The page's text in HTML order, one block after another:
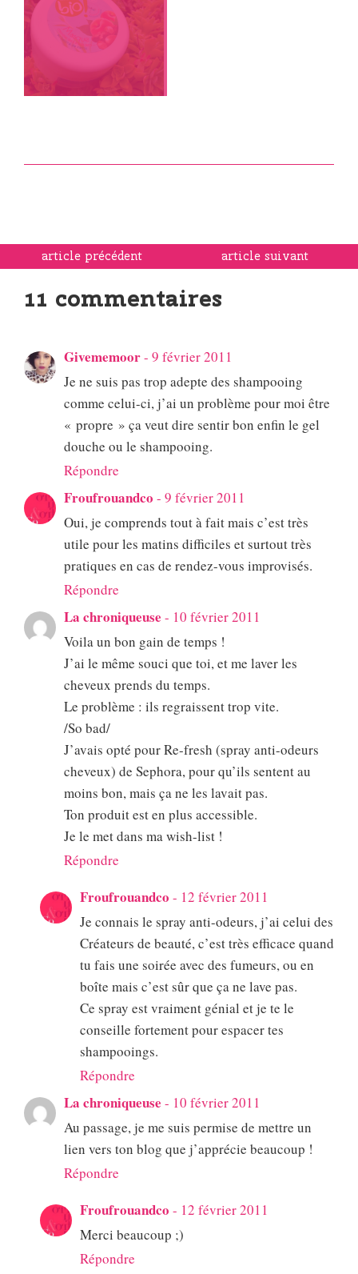
article précédent article suivant
11 commentaires
Givememoor- 9 février 2011
Je ne suis pas trop adepte des shampooing
comme celui-ci, j’ai un problème pour moi être
« propre » ça veut dire sentir bon enfin le gel
douche ou le shampooing.
Répondre
Froufrouandco - 9 février 2011
Oui, je comprends tout à fait mais c’est très
utile pour les matins difficiles et surtout très
pratiques en cas de rendez-vous improvisés.
Répondre
La chroniqueuse - 10 février 2011
Voila un bon gain de temps !
J’ai le même souci que toi, et me laver les
cheveux prends du temps.
Le problème : ils regraissent trop vite.
/So bad/
J’avais opté pour Re-fresh (spray anti-odeurs
cheveux) de Sephora, pour qu’ils sentent au
moins bon, mais ça ne les lavait pas.
Ton produit est en plus accessible.
Je le met dans ma wish-list !
Répondre
Froufrouandco - 12 février 2011
Je connais le spray anti-odeurs, j’ai celui des
Créateurs de beauté, c’est très efficace quand
tu fais une soirée avec des fumeurs, ou en
boîte mais c’est sûr que ça ne lave pas.
Ce spray est vraiment génial et je te le
conseille fortement pour espacer tes
shampooings.
Répondre
La chroniqueuse - 10 février 2011
Au passage, je me suis permise de mettre un
lien vers ton blog que j’apprécie beaucoup !
Répondre
Froufrouandco - 12 février 2011
Merci beaucoup ;)
Répondre